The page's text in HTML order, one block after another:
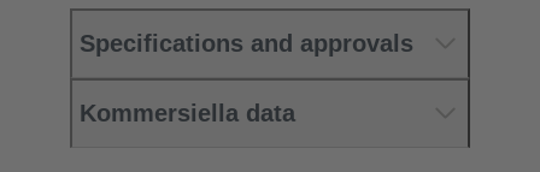
Specifications and approvals
Kommersiella data